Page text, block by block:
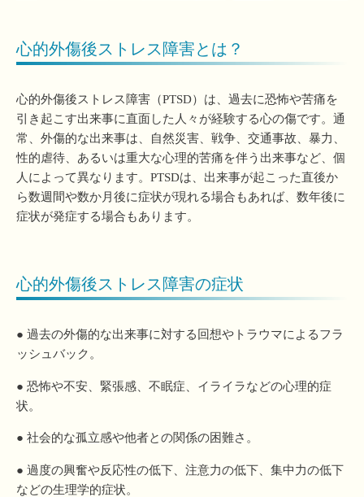
心的外傷後ストレス障害とは？
心的外傷後ストレス障害（PTSD）は、過去に恐怖や苦痛を
引き起こす出来事に直面した人々が経験する心の傷です。通
常、外傷的な出来事は、自然災害、戦争、交通事故、暴力、
性的虐待、あるいは重大な心理的苦痛を伴う出来事など、個
人によって異なります。PTSDは、出来事が起こった直後か
ら数週間や数か月後に症状が現れる場合もあれば、数年後に
症状が発症する場合もあります。
心的外傷後ストレス障害の症状
● 過去の外傷的な出来事に対する回想やトラウマによるフラ
ッシュバック。
● 恐怖や不安、緊張感、不眠症、イライラなどの心理的症
状。
● 社会的な孤立感や他者との関係の困難さ。
● 過度の興奮や反応性の低下、注意力の低下、集中力の低下
などの生理学的症状。